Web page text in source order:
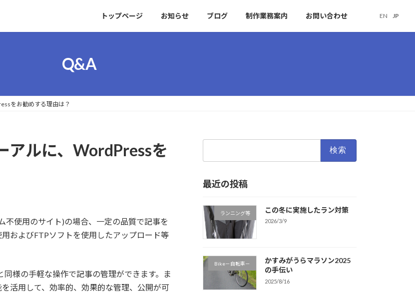
トップページ お知らせ ブログ 制作業務案内 お問い合わせ EN JP
Q&A
をお勧めする理由は？
アルに、WordPressを
不使用のサイト)の場合、一定の品質で記事を
およびFTPソフトを使用したアップロード等
様の手軽な操作で記事の管理ができます。ま
活用して、効率的、効果的な管理、公開が可
最近の投稿
ランニング等 この冬に実施したラン対策
2026/3/9
Bike－自転車－
かすみがうらマラソン2025
の手伝い
2025/8/16